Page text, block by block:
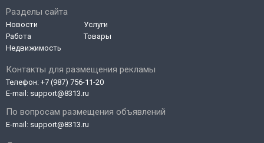
Контакты для размещения рекламы
Телефон: +7 (987) 756-11-20
E-mail: support@8313.ru
По вопросам размещения объявлений
E-mail: support@8313.ru
Разделы сайта
Новости
Работа
Недвижимость
Услуги
Товары